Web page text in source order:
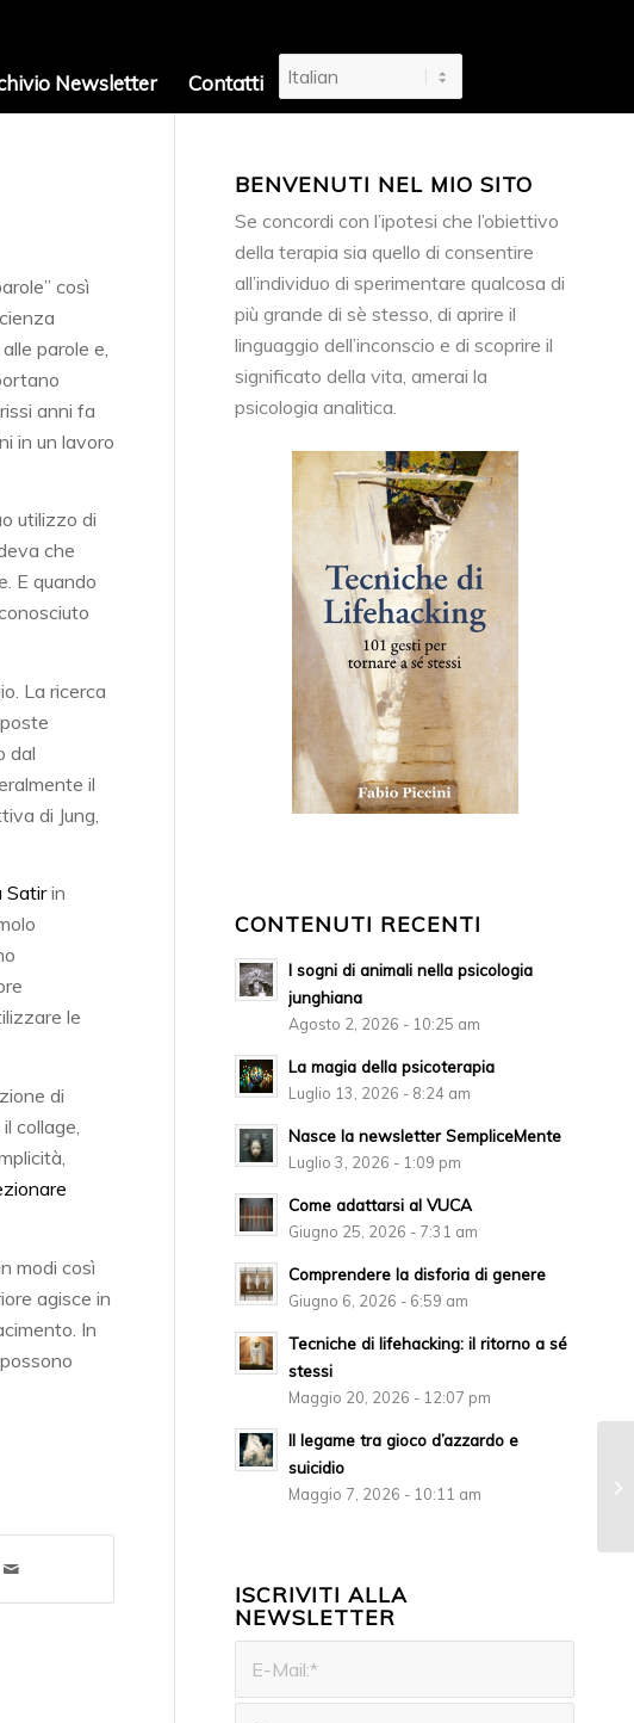
Newsletter Contatti
così
parole e,
anni fa
in un lavoro
utilizzo di
che
E quando
La ricerca
dal
il
di Jung,
Satirin
le
di
collage,
modi così
agisce in
In
BENVENUTI NEL MIO SITO
Se concordi con l’ipotesi che l’obiettivo
della terapia sia quello di consentire
all’individuo di sperimentare qualcosa di
più grande di sè stesso, di aprire il
linguaggio dell’inconscio e di scoprire il
significato della vita, amerai la
psicologia analitica.
CONTENUTI RECENTI
I sogni di animali nella psicologia
junghiana
Agosto 2, 2026 - 10:25 am
La magia della psicoterapia
Luglio 13, 2026 - 8:24 am
Nasce la newsletter SempliceMente
Luglio 3, 2026 - 1:09 pm
Come adattarsi al VUCA
Giugno 25, 2026 - 7:31 am
Comprendere la disforia di genere
Giugno 6, 2026 - 6:59 am
Tecniche di lifehacking: il ritorno a sé
stessi
Maggio 20, 2026 - 12:07 pm
Il legame tra gioco d’azzardo e
suicidio
Maggio 7, 2026 - 10:11 am
ISCRIVITI ALLA
NEWSLETTER